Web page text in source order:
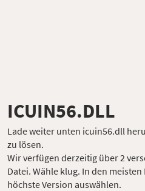
ICUIN56.DLL
Lade weiter unten icuin56.dll
zu lösen.
Wir verfügen derzeitig über 2
Datei. Wähle klug. In den
höchste Version auswählen.